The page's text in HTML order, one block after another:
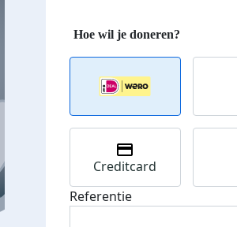
Creditcard
Referentie